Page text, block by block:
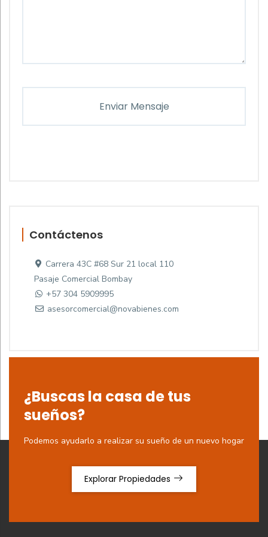
Contáctenos
Carrera 43C #68 Sur 21 local 110
Pasaje Comercial Bombay
+57 304 5909995
asesorcomercial@novabienes.com
¿Buscas la casa de tus
sueños?
Podemos ayudarlo a realizar su sueño de un nuevo hogar
Explorar Propiedades